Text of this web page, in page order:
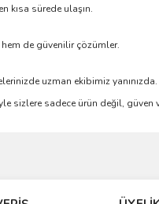
kısa sürede ulaşın.
de güvenilir çözümler.
uzman ekibimiz yanınızda.
sizlere sadece ürün değil, güven